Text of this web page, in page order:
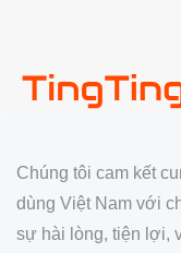
Chúng tôi cam kết
dùng Việt Nam với
sự hài lòng, tiện lợi,